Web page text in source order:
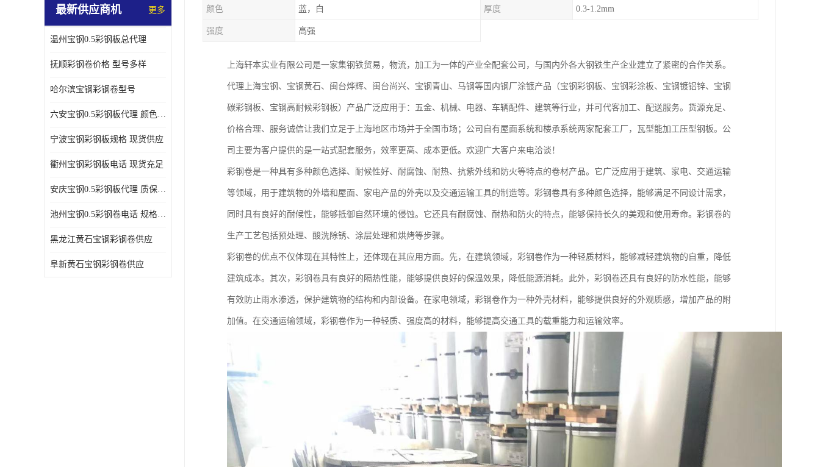
最新供应商机 更多
温州宝钢0.5彩钢板总代理
抚顺彩钢卷价格 型号多样
哈尔滨宝钢彩钢卷型号
六安宝钢0.5彩钢板代理 颜色定制
宁波宝钢彩钢板规格 现货供应
衢州宝钢彩钢板电话 现货充足
安庆宝钢0.5彩钢板代理 质保十年起
池州宝钢0.5彩钢卷电话 规格多样
黑龙江黄石宝钢彩钢卷供应
阜新黄石宝钢彩钢卷供应
颜色 蓝，白 厚度 0.3-1.2mm
强度 高强
上海轩本实业有限公司是一家集钢铁贸易，物流，加工为一体的产业全配套公司，与国内外各大钢铁生产企业建立了紧密的合作关系。
代理上海宝钢、宝钢黄石、闽台烨辉、闽台尚兴、宝钢青山、马钢等国内钢厂涂镀产品（宝钢彩钢板、宝钢彩涂板、宝钢镀铝锌、宝钢
碳彩钢板、宝钢高耐候彩钢板）产品广泛应用于：五金、机械、电器、车辆配件、建筑等行业，并可代客加工、配送服务。货源充足、
价格合理、服务诚信让我们立足于上海地区市场并于全国市场；公司自有屋面系统和楼承系统两家配套工厂，瓦型能加工压型钢板。公
司主要为客户提供的是一站式配套服务，效率更高、成本更低。欢迎广大客户来电洽谈！
彩钢卷是一种具有多种颜色选择、耐候性好、耐腐蚀、耐热、抗紫外线和防火等特点的卷材产品。它广泛应用于建筑、家电、交通运输
等领域，用于建筑物的外墙和屋面、家电产品的外壳以及交通运输工具的制造等。彩钢卷具有多种颜色选择，能够满足不同设计需求，
同时具有良好的耐候性，能够抵御自然环境的侵蚀。它还具有耐腐蚀、耐热和防火的特点，能够保持长久的美观和使用寿命。彩钢卷的
生产工艺包括预处理、酸洗除锈、涂层处理和烘烤等步骤。
彩钢卷的优点不仅体现在其特性上，还体现在其应用方面。先，在建筑领域，彩钢卷作为一种轻质材料，能够减轻建筑物的自重，降低
建筑成本。其次，彩钢卷具有良好的隔热性能，能够提供良好的保温效果，降低能源消耗。此外，彩钢卷还具有良好的防水性能，能够
有效防止雨水渗透，保护建筑物的结构和内部设备。在家电领域，彩钢卷作为一种外壳材料，能够提供良好的外观质感，增加产品的附
加值。在交通运输领域，彩钢卷作为一种轻质、强度高的材料，能够提高交通工具的载重能力和运输效率。